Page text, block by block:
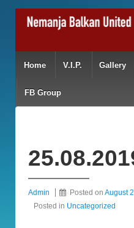
Home V.I.P. Gallery
FB Group
Admin Posted on August
Posted in Uncategorized